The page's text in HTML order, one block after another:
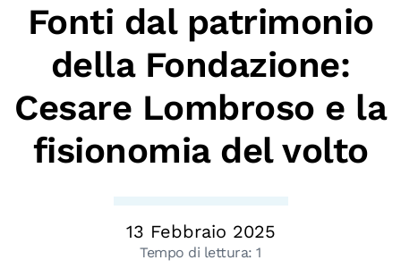
Archivio
Archivi del presente
Biblioteca
Mostre digitali
I CONTENUTI
Progetti Nazionali
Progetti Internazionali
Fonti dal patrimonio
della Fondazione:
Cesare Lombroso e la
fisionomia del volto
13 Febbraio 2025
Tempo di lettura:1